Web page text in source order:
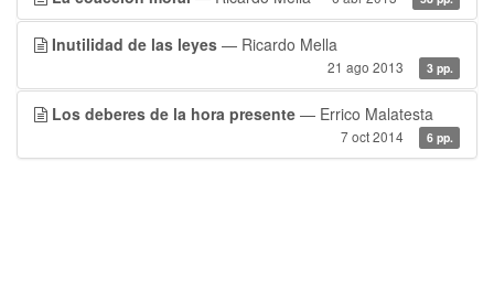
Inutilidad de las leyes — Ricardo Mella
21 ago 2013 3 pp.
Los deberes de la hora presente — Errico Malatesta
7 oct 2014 6 pp.